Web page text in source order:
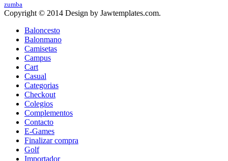
zumba
Copyright © 2014 Design by Jawtemplates.com.
Baloncesto
Balonmano
Camisetas
Campus
Cart
Casual
Categorias
Checkout
Colegios
Complementos
Contacto
E-Games
Finalizar compra
Golf
Importador